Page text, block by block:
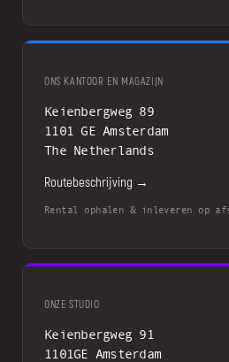
ONS KANTOOR EN MAGAZIJN
Keienbergweg 89
1101 GE Amsterdam
The Netherlands
Routebeschrijving →
Rental ophalen & inleveren op
ONZE STUDIO
Keienbergweg 91
1101GE Amsterdam